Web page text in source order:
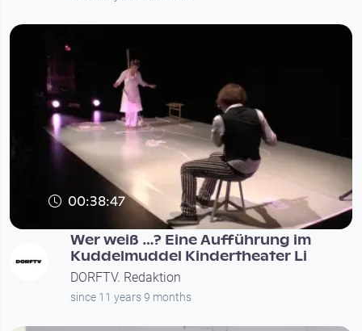
00:38:47
Wer weiß …? Eine Aufführung im
Kuddelmuddel Kindertheater Li
DORFTV. Redaktion
since 11 years 9 months